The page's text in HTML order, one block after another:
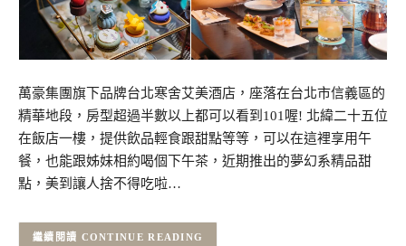
萬豪集團旗下品牌台北寒舍艾美酒店，座落在台北市信義區的
精華地段，房型超過半數以上都可以看到101喔! 北緯二十五位
在飯店一樓，提供飲品輕食跟甜點等等，可以在這裡享用午
餐，也能跟姊妹相約喝個下午茶，近期推出的夢幻系精品甜
點，美到讓人捨不得吃啦…
CONTINUE READING